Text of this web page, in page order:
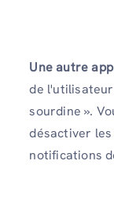
Une autre
de
sourdine ».
désactiver
notifications